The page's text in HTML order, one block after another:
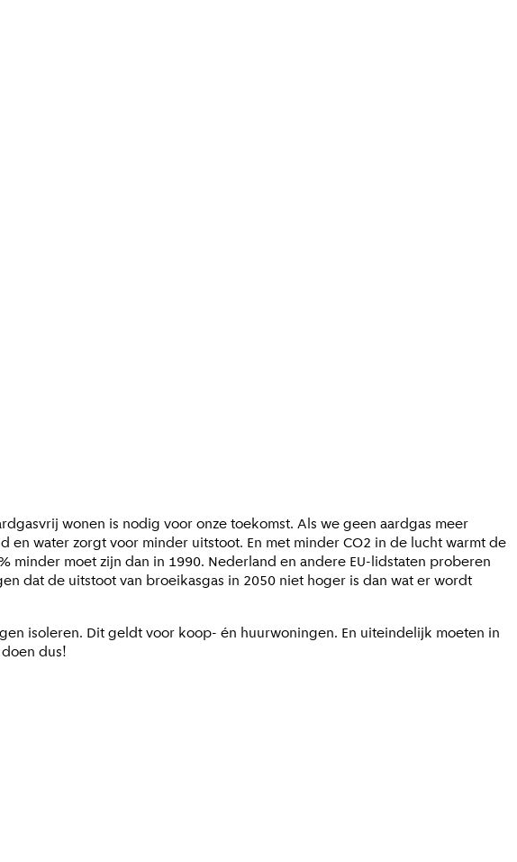
wonen is nodig voor onze toekomst. Als we geen aardgas meer
water zorgt voor minder uitstoot. En met minder CO2 in de lucht warmt de
moet zijn dan in 1990. Nederland en andere EU-lidstaten proberen
dat de uitstoot van broeikasgas in 2050 niet hoger is dan wat er wordt
isoleren. Dit geldt voor koop- én huurwoningen. En uiteindelijk moeten in
dus!